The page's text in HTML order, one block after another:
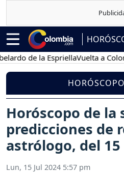
de la EspriellaVuelta a Colombia
Horóscopo de la
predicciones de
astrólogo, del
Lun, 15 Jul 2024 5:57 pm